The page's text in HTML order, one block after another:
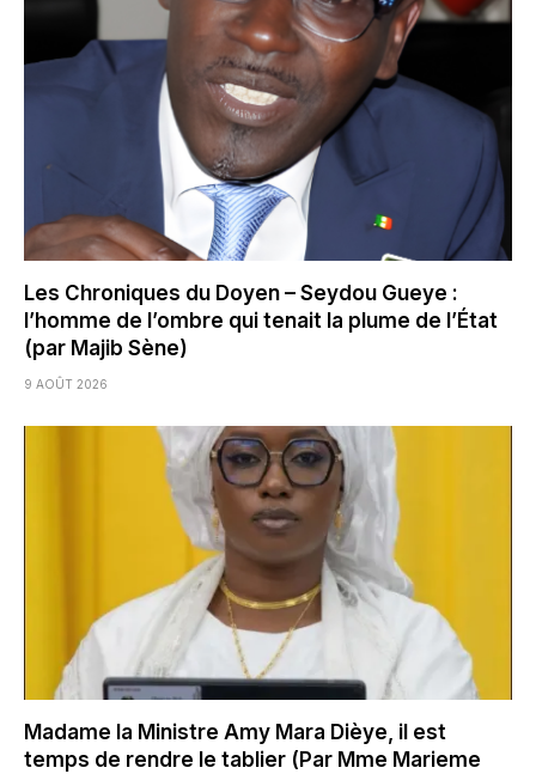
Les Chroniques du Doyen – Seydou Gueye :
l’homme de l’ombre qui tenait la plume de l’État
(par Majib Sène)
9 AOÛT 2026
Madame la Ministre Amy Mara Dièye, il est
temps de rendre le tablier (Par Mme Marieme